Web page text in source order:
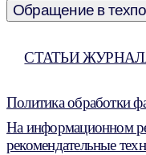
Обращение в
СТАТЬИ
Политика обработки
На информационном
рекомендательные